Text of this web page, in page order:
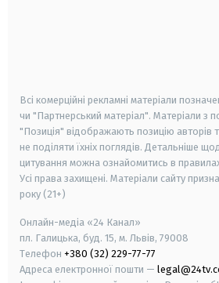
Всі комерційні рекламні матеріали
чи "Партнерський матеріал". Матеріали з
"Позиція" відображають позицію авторів
не поділяти їхніх поглядів. Детальніше
цитування можна ознайомитись в
Усі права захищені. Матеріали сайту
року (21+)
Онлайн-медіа «24 Канал»
пл. Галицька, буд. 15, м. Львів, 79008
Телефон +380 (32) 229-77-77
Адреса електронної пошти —